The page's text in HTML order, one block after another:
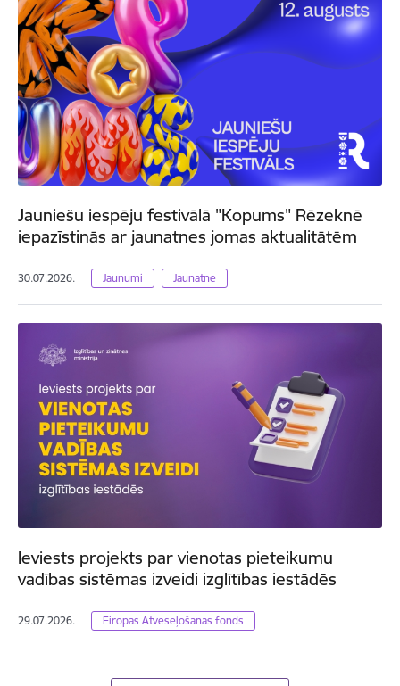
Jauniešu iespēju festivālā "Kopums" Rēzeknē
iepazīstinās ar jaunatnes jomas aktualitātēm
30.07.2026. Jaunumi Jaunatne
Ieviests projekts par vienotas pieteikumu
vadības sistēmas izveidi izglītības iestādēs
29.07.2026. Eiropas Atveseļošanas fonds